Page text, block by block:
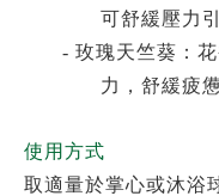
可舒緩壓力
- 玫瑰天竺葵：
力，舒緩疲
使用方式
取適量於掌心或沐浴